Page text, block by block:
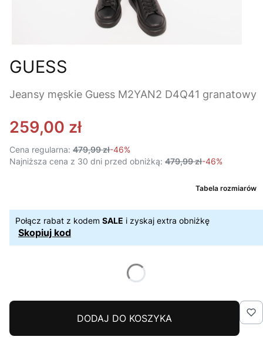
GUESS
Jeansy męskie Guess M2YAN2 D4Q41 granatowy
259,00 zł
Cena regularna: 479,99 zł-46%
Najniższa cena z 30 dni przed obniżką: 479,99 zł-46%
Tabela rozmiarów
Połącz rabat z kodem SALE i zyskaj extra obniżkę
Skopiuj kod
DODAJ DO KOSZYKA